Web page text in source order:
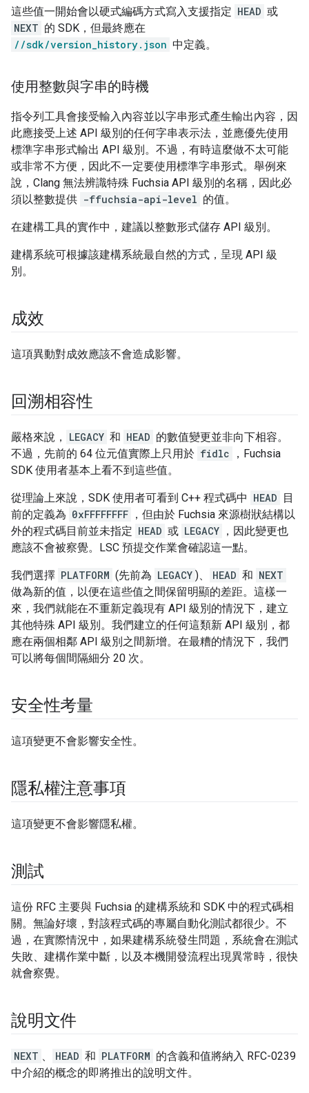
這些值一開始會以硬式編碼方式寫入支援指定 HEAD 或
NEXT 的 SDK，但最終應在
//sdk/version_history.json 中定義。
使用整數與字串的時機
指令列工具會接受輸入內容並以字串形式產生輸出內容，因
此應接受上述 API 級別的任何字串表示法，並應優先使用
標準字串形式輸出 API 級別。不過，有時這麼做不太可能
或非常不方便，因此不一定要使用標準字串形式。舉例來
說，Clang 無法辨識特殊 Fuchsia API 級別的名稱，因此必
須以整數提供 -ffuchsia-api-level 的值。
在建構工具的實作中，建議以整數形式儲存 API 級別。
建構系統可根據該建構系統最自然的方式，呈現 API 級
別。
成效
這項異動對成效應該不會造成影響。
回溯相容性
嚴格來說， LEGACY 和 HEAD 的數值變更並非向下相容。
不過，先前的 64 位元值實際上只用於 fidlc
，Fuchsia
SDK 使用者基本上看不到這些值。
從理論上來說，SDK 使用者可看到 C++ 程式碼中 HEAD
目
前的定義為 0xFFFFFFFF ，但由於 Fuchsia 來源樹狀結構以
外的程式碼目前並未指定 HEAD 或 LEGACY ，因此變更也
應該不會被察覺。LSC 預提交作業會確認這一點。
我們選擇 PLATFORM (先前為 LEGACY )、 HEAD 和 NEXT
做為新的值，以便在這些值之間保留明顯的差距。這樣一
來，我們就能在不重新定義現有 API 級別的情況下，建立
其他特殊 API 級別。我們建立的任何這類新 API 級別，都
應在兩個相鄰 API 級別之間新增。在最糟的情況下，我們
可以將每個間隔細分 20 次。
安全性考量
這項變更不會影響安全性。
隱私權注意事項
這項變更不會影響隱私權。
測試
這份 RFC 主要與 Fuchsia 的建構系統和 SDK 中的程式碼相
關。無論好壞，對該程式碼的專屬自動化測試都很少。不
過，在實際情況中，如果建構系統發生問題，系統會在測試
失敗、建構作業中斷，以及本機開發流程出現異常時，很快
就會察覺。
說明文件
NEXT 、 HEAD 和 PLATFORM 的含義和值將納入 RFC-0239
中介紹的概念的即將推出的說明文件。